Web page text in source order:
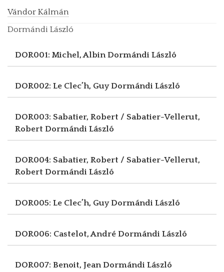
Vándor Kálmán
Dormándi László
DOR001: Michel, AlbinDormándi László
DOR002: Le Clec’h, GuyDormándi László
DOR003: Sabatier, Robert / Sabatier-Vellerut,
Robert Dormándi László
DOR004: Sabatier, Robert / Sabatier-Vellerut,
Robert Dormándi László
DOR005: Le Clec’h, GuyDormándi László
DOR006: Castelot, André Dormándi László
DOR007: Benoit, JeanDormándi László